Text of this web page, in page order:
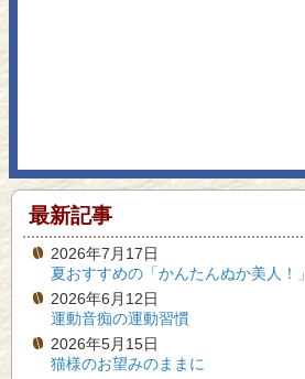
最新記事
2026年7月17日
夏おすすめの「かんたんぬか美人！」
2026年6月12日
運動音痴の運動習慣
2026年5月15日
猫様のお望みのままに